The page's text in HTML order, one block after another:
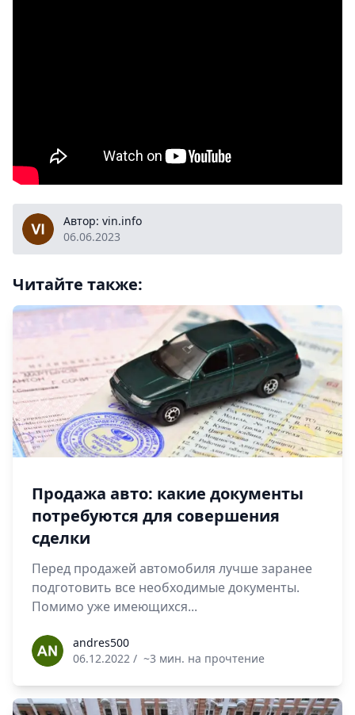
vin.infoАвтор: vin.info
06.06.2023
Читайте также:
Продажа авто: какие документы
потребуются для совершения
сделки
Перед продажей автомобиля лучше заранее
подготовить все необходимые документы.
Помимо уже имеющихся...
andres500andres500
06.12.2022 / ~3 мин. на прочтение